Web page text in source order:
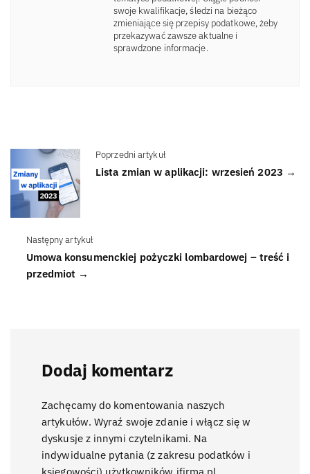
swoje kwalifikacje, śledzi na bieżąco
zmieniające się przepisy podatkowe, żeby
przekazywać zawsze aktualne i
sprawdzone informacje.
Poprzedni artykuł
Lista zmian w aplikacji: wrzesień 2023 →
Następny artykuł
Umowa konsumenckiej pożyczki lombardowej – treść i
przedmiot →
Dodaj komentarz
Zachęcamy do komentowania naszych
artykułów. Wyraź swoje zdanie i włącz się w
dyskusje z innymi czytelnikami. Na
indywidualne pytania (z zakresu podatków i
księgowości) użytkowników ifirma.pl